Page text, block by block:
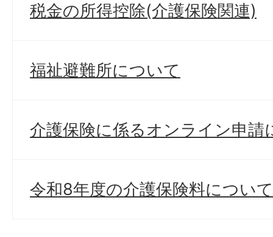
税金の所得控除(介護保険関連)
福祉避難所について
介護保険に係るオンライン申請
令和8年度の介護保険料について